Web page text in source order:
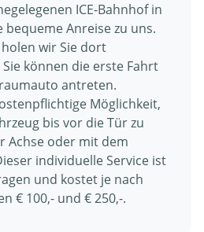
ICE-Bahnhof in
Anreise zu uns.
wir Sie dort
können die erste Fahrt
antreten.
Möglichkeit,
bis vor die Tür zu
Achse oder mit dem
individuelle Service ist
und kostet je nach
€ 100,- und € 250,-.